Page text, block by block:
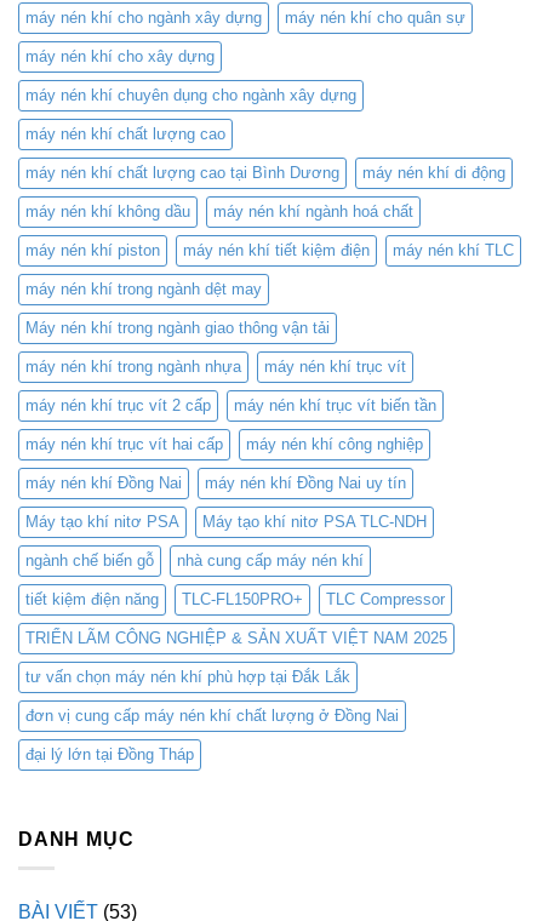
Hiệu
Suất
máy nén khí cho ngành xây dựng máy nén khí cho quân sự
máy nén khí cho xây dựng
máy nén khí chuyên dụng cho ngành xây dựng
máy nén khí chất lượng cao
máy nén khí chất lượng cao tại Bình Dương máy nén khí di động
máy nén khí không dầu máy nén khí ngành hoá chất
máy nén khí piston máy nén khí tiết kiệm điện máy nén khí TLC
máy nén khí trong ngành dệt may
Máy nén khí trong ngành giao thông vận tải
máy nén khí trong ngành nhựa máy nén khí trục vít
máy nén khí trục vít 2 cấp máy nén khí trục vít biến tần
máy nén khí trục vít hai cấp máy nén khí công nghiệp
máy nén khí Đồng Nai máy nén khí Đồng Nai uy tín
Máy tạo khí nitơ PSA Máy tạo khí nitơ PSA TLC-NDH
ngành chế biến gỗ nhà cung cấp máy nén khí
tiết kiệm điện năng TLC-FL150PRO+ TLC Compressor
TRIỂN LÃM CÔNG NGHIỆP & SẢN XUẤT VIỆT NAM 2025
tư vấn chọn máy nén khí phù hợp tại Đắk Lắk
đơn vị cung cấp máy nén khí chất lượng ở Đồng Nai
đại lý lớn tại Đồng Tháp
DANH MỤC
BÀI VIẾT (53)